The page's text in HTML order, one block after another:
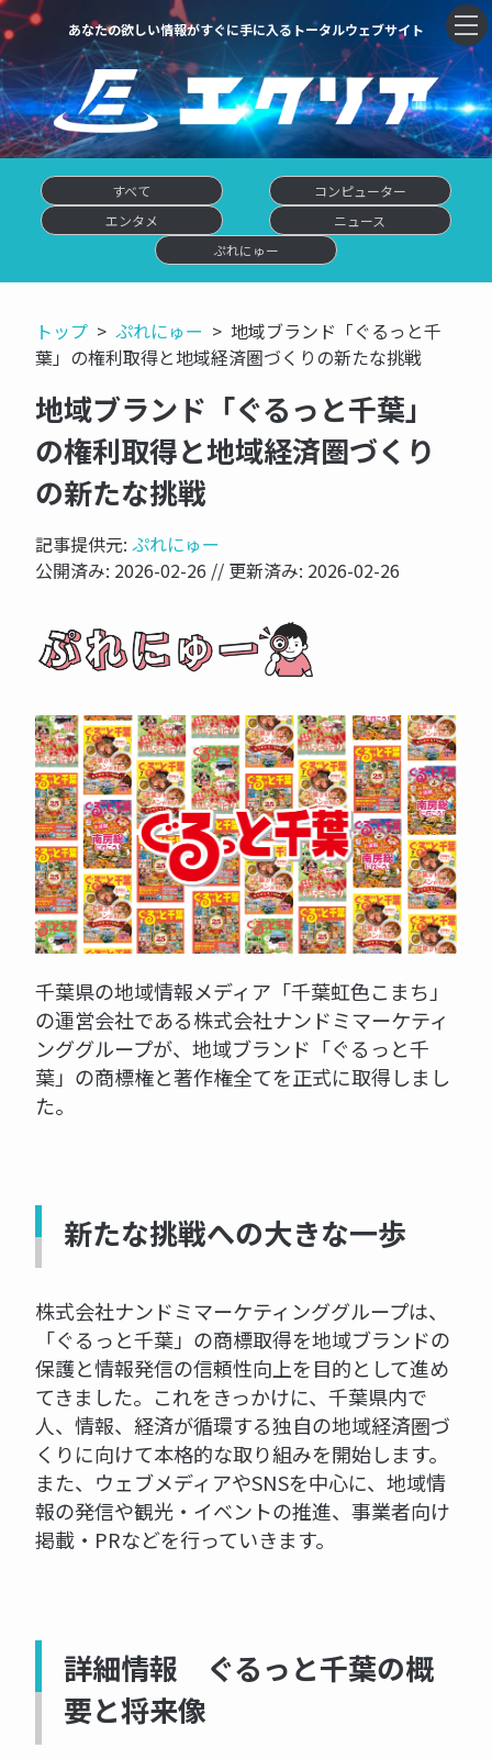
あなたの欲しい情報がすぐに手に入るトータルウェブサイト
すべて
コンピューター
エンタメ
ニュース
ぷれにゅー
トップ ぷれにゅー
地域ブランド「ぐるっと千
葉」の権利取得と地域経済圏づくりの新たな挑戦
地域ブランド「ぐるっと千葉」
の権利取得と地域経済圏づくり
の新たな挑戦
記事提供元: ぷれにゅー
公開済み: 2026-02-26 // 更新済み: 2026-02-26
千葉県の地域情報メディア「千葉虹色こまち」
の運営会社である株式会社ナンドミマーケティ
ンググループが、地域ブランド「ぐるっと千
葉」の商標権と著作権全てを正式に取得しまし
た。
新たな挑戦への大きな一歩
株式会社ナンドミマーケティンググループは、
「ぐるっと千葉」の商標取得を地域ブランドの
保護と情報発信の信頼性向上を目的として進め
てきました。これをきっかけに、千葉県内で
人、情報、経済が循環する独自の地域経済圏づ
くりに向けて本格的な取り組みを開始します。
また、ウェブメディアやSNSを中心に、地域情
報の発信や観光・イベントの推進、事業者向け
掲載・PRなどを行っていきます。
詳細情報 ぐるっと千葉の概
要と将来像